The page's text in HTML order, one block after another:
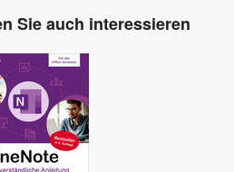
Sie auch interessieren